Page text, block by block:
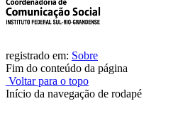
registrado em: Sobre
Fim do conteúdo da página
Voltar para o topo
Início da navegação de rodapé